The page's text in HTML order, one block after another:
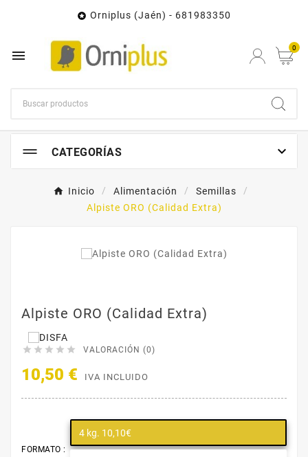
 Orniplus (Jaén) - 681983350
 0
CATEGORÍAS 
Inicio Alimentación
Semillas
Alpiste ORO (Calidad Extra)
Alpiste ORO (Calidad Extra)
     VALORACIÓN (0)
10,50 € IVA INCLUIDO
FORMATO :
4 kg. 10,10€